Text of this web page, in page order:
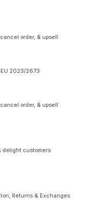
order, & upsell
2023/2673
order, & upsell
delight customers
Returns & Exchanges